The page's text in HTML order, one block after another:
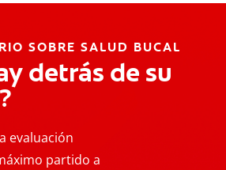
SOBRE SALUD BUCAL
detrás de su
evaluación
partido a